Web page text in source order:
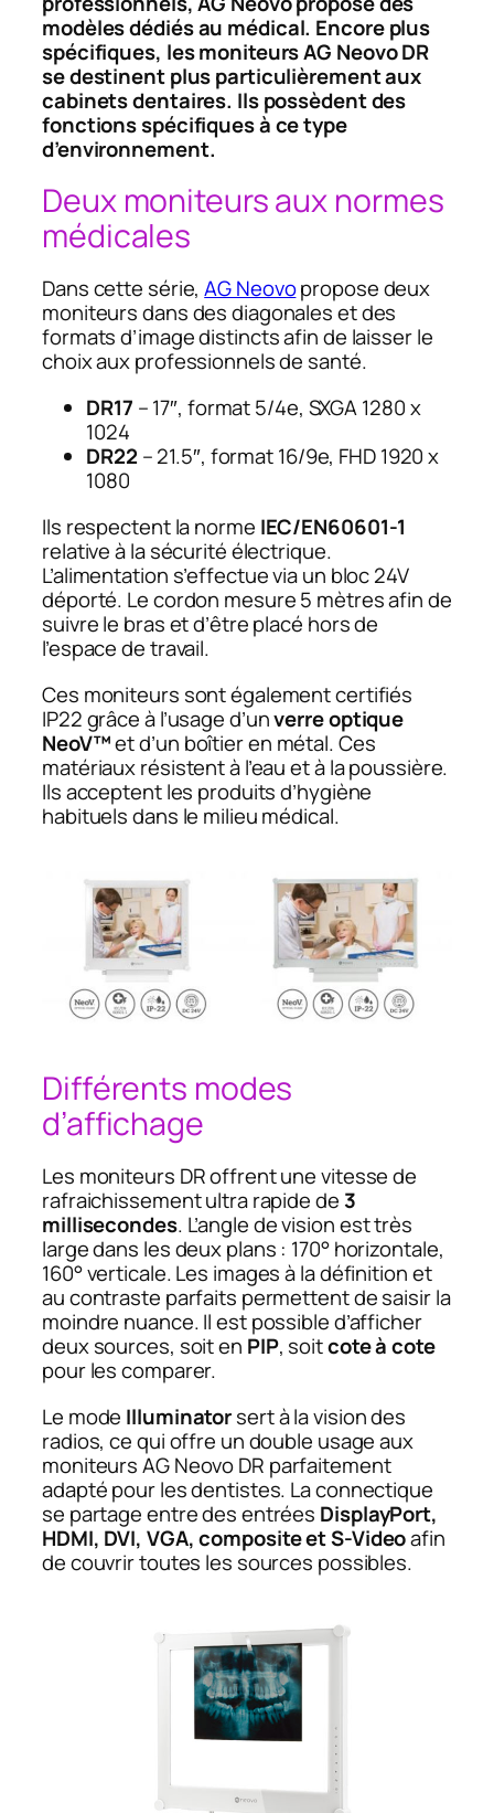
modèles dédiés au médical. Encore plus
spécifiques, les moniteurs AG Neovo DR
se destinent plus particulièrement aux
cabinets dentaires. Ils possèdent des
fonctions spécifiques à ce type
d’environnement.
Deux moniteurs aux normes
médicales
Dans cette série,AG Neovopropose deux
moniteurs dans des diagonales et des
formats d’image distincts afin de laisser le
choix aux professionnels de santé.
DR17 – 17″, format 5/4e, SXGA 1280 x
1024
DR22 – 21.5″, format 16/9e, FHD 1920 x
1080
Ils respectent la norme IEC/EN60601-1
relative à la sécurité électrique.
L’alimentation s’effectue via un bloc 24V
déporté. Le cordon mesure 5 mètres afin de
suivre le bras et d’être placé hors de
l’espace de travail.
Ces moniteurs sont également certifiés
IP22 grâce à l’usage d’unverre optique
NeoV™et d’un boîtier en métal. Ces
matériaux résistent à l’eau et à la poussière.
Ils acceptent les produits d’hygiène
habituels dans le milieu médical.
Différents modes
d’affichage
Les moniteurs DR offrent une vitesse de
rafraichissement ultra rapide de 3
millisecondes. L’angle de vision est très
large dans les deux plans : 170° horizontale,
160° verticale. Les images à la définition et
au contraste parfaits permettent de saisir la
moindre nuance. Il est possible d’afficher
deux sources, soit en PIP, soitcote à cote
pour les comparer.
Le mode Illuminatorsert à la vision des
radios, ce qui offre un double usage aux
moniteurs AG Neovo DR parfaitement
adapté pour les dentistes. La connectique
se partage entre des entrées DisplayPort,
HDMI, DVI, VGA, composite et S-Videoafin
de couvrir toutes les sources possibles.